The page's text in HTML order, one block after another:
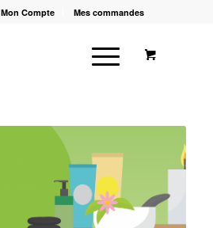
Mon Compte Mes commandes